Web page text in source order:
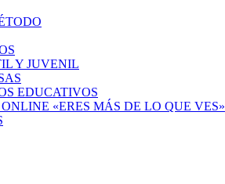
Y JUVENIL
EDUCATIVOS
«ERES MÁS DE LO QUE VES»